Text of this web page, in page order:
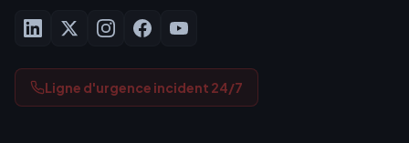
Ligne d'urgence incident 24/7